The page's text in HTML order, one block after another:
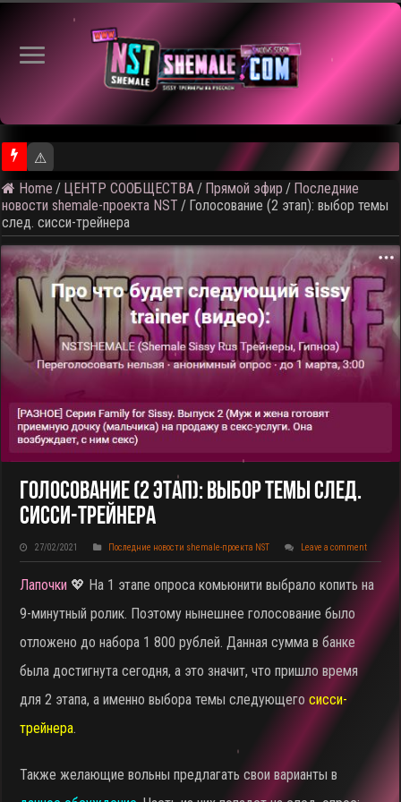
⚠️ Кадры из предстоящего ро
Home / ЦЕНТР СООБЩЕСТВА / Прямой эфир / Последние
новости shemale-проекта NST / Голосование (2 этап): выбор темы
след. сисси-трейнера
Голосование (2 Этап): Выбор Темы След.
Сисси-Трейнера
27/02/2021 Последние новости shemale-проекта NST Leave a comment
Лапочки 💖 На 1 этапе опроса комьюнити выбрало копить на
9-минутный ролик. Поэтому нынешнее голосование было
отложено до набора 1 800 рублей. Данная сумма в банке
была достигнута сегодня, а это значит, что пришло время
для 2 этапа, а именно выбора темы следующегосисси-
трейнера
Также желающие вольны предлагать свои варианты в